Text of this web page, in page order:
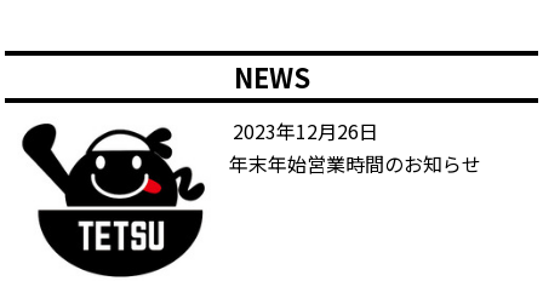
NEWS
2023年12月26日
年末年始営業時間のお知らせ